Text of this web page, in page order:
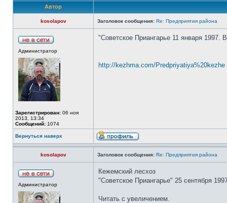
Автор
kosolapov Заголовок сообщения: Re: Предприятия района
Администратор
Зарегистрирован: 06 ноя
2013, 13:34
Сообщений: 1074
"Советское Приангарье 11 января 1997.
http://kezhma.com/
Вернуться наверх
kosolapov Заголовок сообщения: Re: Предприятия района
Администратор
Кежемский лесхоз
"Советское Приангарье" 25 сентября
Читать с увеличением.